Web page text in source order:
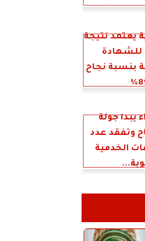
يعتمد نتيجة
للشهادة
بنسبة نجاح
يبدأ جولة
وتفقد عدد
الخدمية